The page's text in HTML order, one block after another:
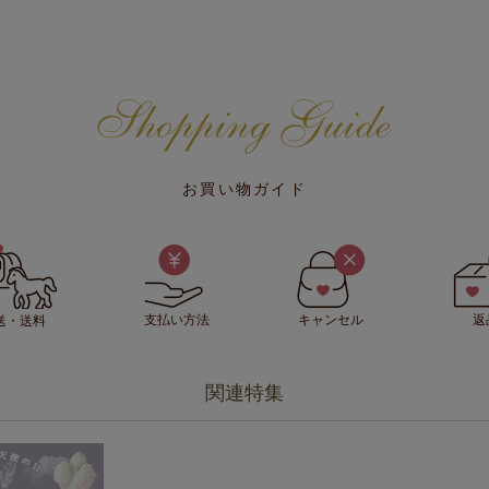
お買い物ガイド
・送料 支払い方法 キャンセル 返
関連特集